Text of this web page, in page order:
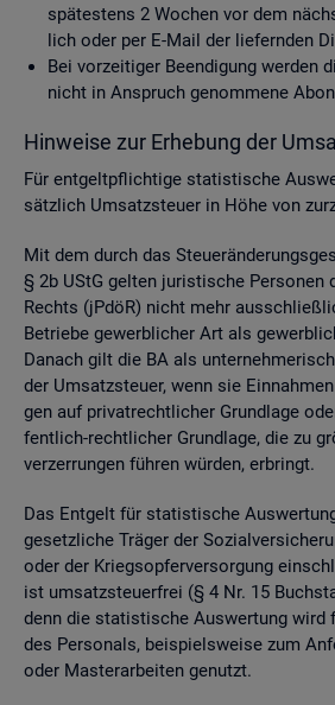
spä­tes­tens 2 Wo­chen vor dem
lich oder per E-Mail der lie­fern­den
Bei vor­zei­ti­ger Be­en­di­gung wer­den
nicht in An­spruch ge­nom­me­ne
Hin­wei­se zur Er­he­bung der
Für ent­gelt­pflich­ti­ge sta­tis­ti­sche
sätz­lich Um­satz­steu­er in Höhe von
Mit dem durch das
§ 2b UStG gel­ten ju­ris­ti­sche Per­so­nen
Rechts (jPdöR) nicht mehr
Be­trie­be ge­werb­li­cher Art als
Da­nach gilt die BA als
der Um­satz­steu­er, wenn sie
gen auf pri­vat­recht­li­cher Grund­la­ge
fent­lich-recht­li­cher Grund­la­ge, die zu
ver­zer­run­gen füh­ren wür­den, er­bringt.
Das Ent­gelt für sta­tis­ti­sche
ge­setz­li­che Trä­ger der
oder der Kriegs­op­fer­ver­sor­gung
ist um­satz­steu­er­frei (§ 4 Nr. 15
denn die sta­tis­ti­sche Aus­wer­tung wird
des Per­so­nals, bei­spiels­wei­se zum
oder Mas­ter­ar­bei­ten ge­nutzt.